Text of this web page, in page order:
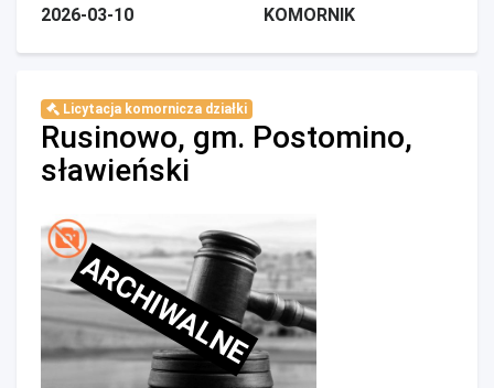
2026-03-10
KOMORNIK
Licytacja komornicza działki
Rusinowo, gm. Postomino,
sławieński
ARCHIWALNE